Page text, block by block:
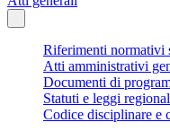
Riferimenti normativi
Atti amministrativi
Documenti di
Statuti e leggi
Codice disciplinare e